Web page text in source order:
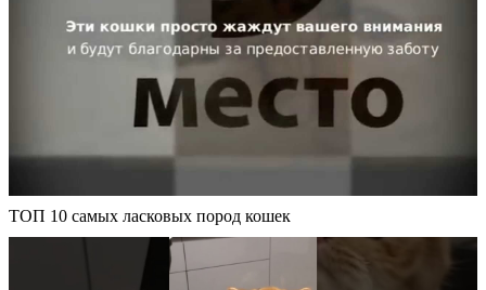
ТОП 10 самых ласковых пород кошек